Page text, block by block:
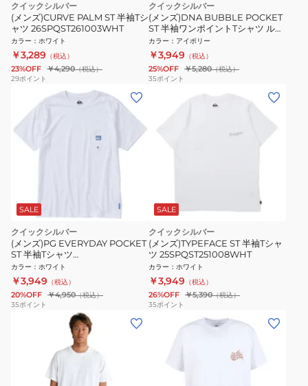
クイックシルバー
(メンズ)CURVE PALM ST 半袖Tシ
ャツ 26SPQST261003WHT
カラー ： ホワイト
￥3,289 （税込）
23%OFF ￥4,290（税込）
29ポイント
クイックシルバー
(メンズ)DNA BUBBLE POCKET
ST 半袖ワンポイントTシャツ ルー
ズフィット 26SU QST262016 IVY
カラー ： アイボリー
￥3,949 （税込）
25%OFF ￥5,280（税込）
35ポイント
SALE
クイックシルバー
(メンズ)PG EVERYDAY POCKET
ST 半袖Tシャツ
26SPQST261018WHT
カラー ： ホワイト
￥3,949 （税込）
20%OFF ￥4,950（税込）
35ポイント
SALE
クイックシルバー
(メンズ)TYPEFACE ST 半袖Tシャ
ツ 25SPQST251008WHT
カラー ： ホワイト
￥3,949 （税込）
26%OFF ￥5,390（税込）
35ポイント